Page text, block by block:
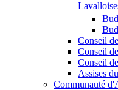
Conseil
Conseil
Conseil
Assises
Communauté